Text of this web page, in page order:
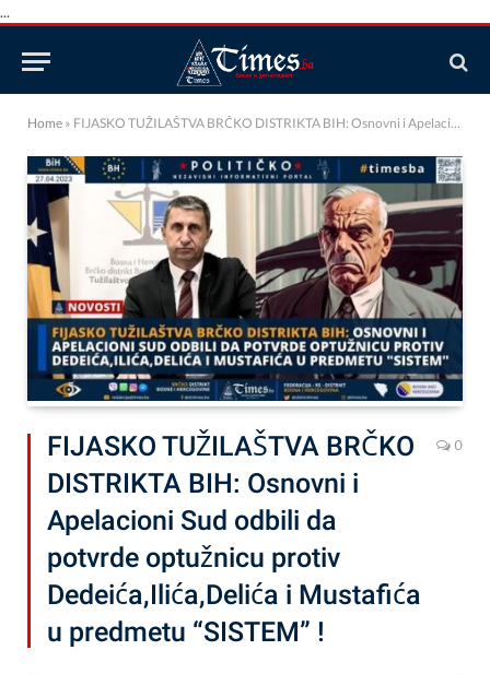
...
Home » FIJASKO TUŽILAŠTVA BRČKO DISTRIKTA BIH: Osnovni i Apelacioni Sud odbili da potvrde optužnicu protiv Dedeića,Ilića,Delića i Mustafića u predmetu “SISTEM” !
FIJASKO TUŽILAŠTVA BRČKO
DISTRIKTA BIH: Osnovni i
Apelacioni Sud odbili da
potvrde optužnicu protiv
Dedeića,Ilića,Delića i Mustafića
u predmetu “SISTEM” !
0